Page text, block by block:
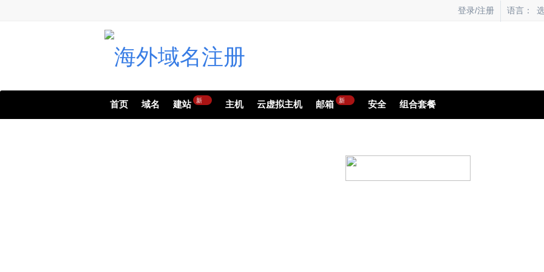
登录/注册 语言：
首页 域名 建站 新 主机 云虚拟主机 邮箱 新 安全 组合套餐